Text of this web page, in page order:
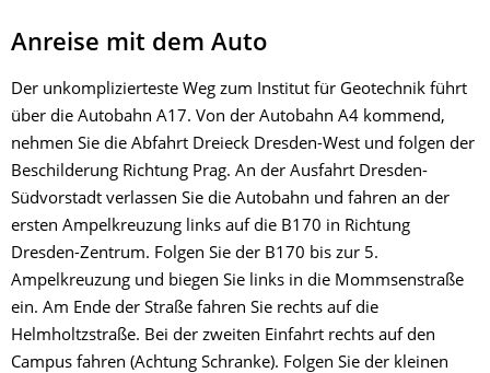
Anreise mit dem Auto
Der unkomplizierteste Weg zum Institut für Geotechnik führt
über die Autobahn A17. Von der Autobahn A4 kommend,
nehmen Sie die Abfahrt Dreieck Dresden-West und folgen der
Beschilderung Richtung Prag. An der Ausfahrt Dresden-
Südvorstadt verlassen Sie die Autobahn und fahren an der
ersten Ampelkreuzung links auf die B170 in Richtung
Dresden-Zentrum. Folgen Sie der B170 bis zur 5.
Ampelkreuzung und biegen Sie links in die Mommsenstraße
ein. Am Ende der Straße fahren Sie rechts auf die
Helmholtzstraße. Bei der zweiten Einfahrt rechts auf den
Campus fahren (Achtung Schranke). Folgen Sie der kleinen